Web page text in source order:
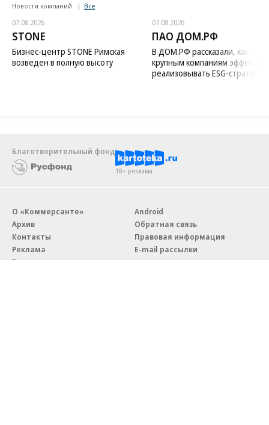
Новости компаний Все
07.08.2026
STONE
Бизнес-центр STONE Римская
возведен в полную высоту
07.08.2026
ПАО ДОМ.РФ
В ДОМ.РФ рассказали, как
крупным компаниям
реализовывать ESG-стратегию
Благотворительный фонд
18+ реклама
О «Коммерсанте»
Архив
Контакты
Реклама
Вакансии
Android
Обратная связь
Правовая информация
E-mail рассылки